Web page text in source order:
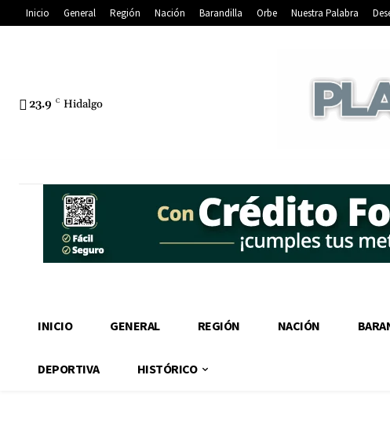
Inicio General Región Nación Barandilla Orbe Nuestra Palabra
23.9 C Hidalgo
INICIO GENERAL REGIÓN NACIÓN
DEPORTIVA HISTÓRICO